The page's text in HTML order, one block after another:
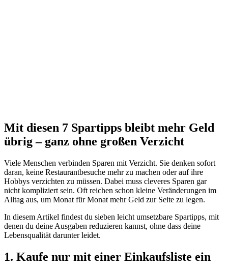
Mit diesen 7 Spartipps bleibt mehr Geld
übrig – ganz ohne großen Verzicht
Viele Menschen verbinden Sparen mit Verzicht. Sie denken sofort
daran, keine Restaurantbesuche mehr zu machen oder auf ihre
Hobbys verzichten zu müssen. Dabei muss cleveres Sparen gar
nicht kompliziert sein. Oft reichen schon kleine Veränderungen im
Alltag aus, um Monat für Monat mehr Geld zur Seite zu legen.
In diesem Artikel findest du sieben leicht umsetzbare Spartipps, mit
denen du deine Ausgaben reduzieren kannst, ohne dass deine
Lebensqualität darunter leidet.
1. Kaufe nur mit einer Einkaufsliste ein